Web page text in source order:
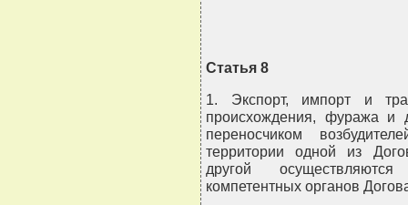
Статья 8
1. Экспорт, импорт и
происхождения, фуража и
переносчиком
территории одной из
другой
компетентных органов